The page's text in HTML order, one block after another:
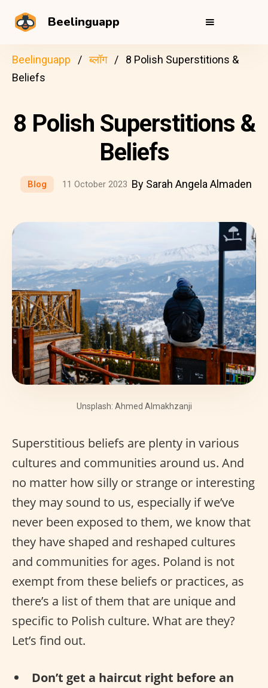
Beelinguapp
Beelinguapp ब्लॉग
8 Polish Superstitions &
Beliefs
8 Polish Superstitions &
Beliefs
Blog 11 October 2023 By Sarah Angela Almaden
Unsplash: Ahmed Almakhzanji
Superstitious beliefs are plenty in various
cultures and communities around us. And
no matter how silly or strange or interesting
they may sound to us, especially if we’ve
never been exposed to them, we know that
they have shaped and reshaped cultures
and communities for ages. Poland is not
exempt from these beliefs or practices, as
there’s a list of them that are unique and
specific to Polish culture. What are they?
Let’s find out.
Don’t get a haircut right before an